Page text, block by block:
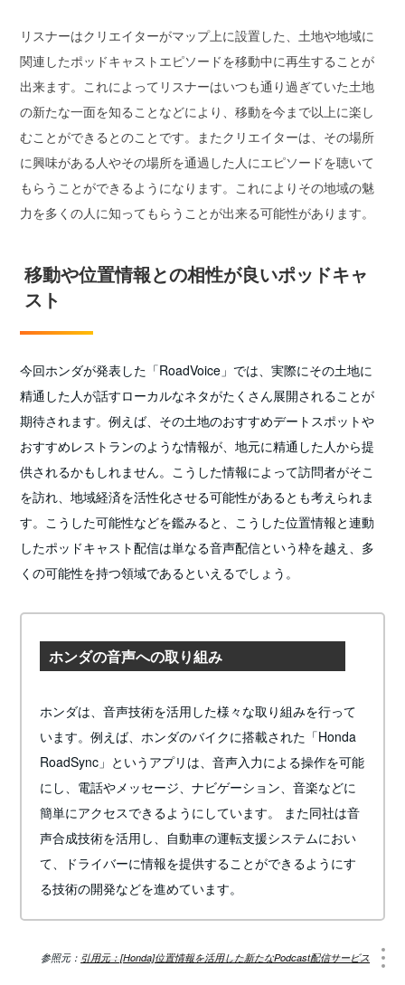
リスナーはクリエイターがマップ上に設置した、土地や地域に
関連したポッドキャストエピソードを移動中に再生することが
出来ます。これによってリスナーはいつも通り過ぎていた土地
の新たな一面を知ることなどにより、移動を今まで以上に楽し
むことができるとのことです。またクリエイターは、その場所
に興味がある人やその場所を通過した人にエピソードを聴いて
もらうことができるようになります。これによりその地域の魅
力を多くの人に知ってもらうことが出来る可能性があります。
移動や位置情報との相性が良いポッドキャ
スト
今回ホンダが発表した「RoadVoice」では、実際にその土地に
精通した人が話すローカルなネタがたくさん展開されることが
期待されます。例えば、その土地のおすすめデートスポットや
おすすめレストランのような情報が、地元に精通した人から提
供されるかもしれません。こうした情報によって訪問者がそこ
を訪れ、地域経済を活性化させる可能性があるとも考えられま
す。こうした可能性などを鑑みると、こうした位置情報と連動
したポッドキャスト配信は単なる音声配信という枠を越え、多
くの可能性を持つ領域であるといえるでしょう。
ホンダの音声への取り組み
ホンダは、音声技術を活用した様々な取り組みを行って
います。例えば、ホンダのバイクに搭載された「Honda
RoadSync」というアプリは、音声入力による操作を可能
にし、電話やメッセージ、ナビゲーション、音楽などに
簡単にアクセスできるようにしています。 また同社は音
声合成技術を活用し、自動車の運転支援システムにおい
て、ドライバーに情報を提供することができるようにす
る技術の開発などを進めています。
参照元： 引用元：[Honda]位置情報を活用した新たなPodcast配信サービス